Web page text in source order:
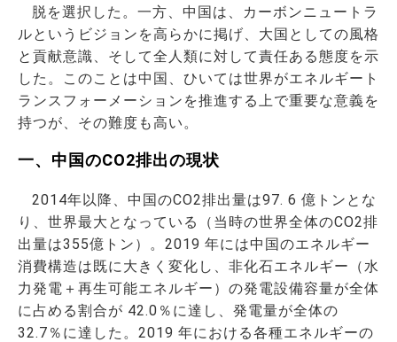
脱を選択した。一方、中国は、カーボンニュートラ
ルというビジョンを高らかに掲げ、大国としての風格
と貢献意識、そして全人類に対して責任ある態度を示
した。このことは中国、ひいては世界がエネルギート
ランスフォーメーションを推進する上で重要な意義を
持つが、その難度も高い。
一、中国のCO2排出の現状
2014年以降、中国のCO2排出量は97. 6 億トンとな
り、世界最大となっている（当時の世界全体のCO2排
出量は355億トン）。2019 年には中国のエネルギー
消費構造は既に大きく変化し、非化石エネルギー（水
力発電＋再生可能エネルギー）の発電設備容量が全体
に占める割合が 42.0％に達し、発電量が全体の
32.7％に達した。2019 年における各種エネルギーの